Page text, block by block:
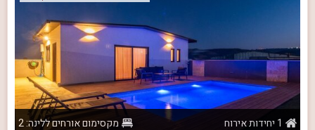
1 יחידות אירוח
מקסימום אורחים ללינה: 2